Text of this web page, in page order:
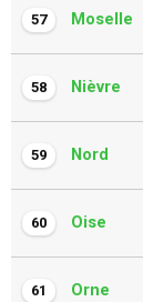
57 Moselle
58 Nièvre
59 Nord
60 Oise
61 Orne